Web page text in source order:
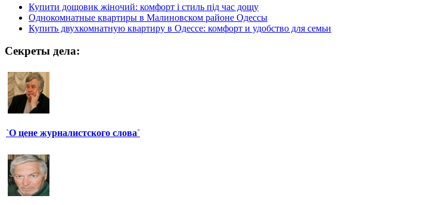
Купити дощовик жіночий: комфорт і стиль під час дощу
Однокомнатные квартиры в Малиновском районе Одессы
Купить двухкомнатную квартиру в Одессе: комфорт и удобство для семьи
Секреты дела:
`О цене журналистского слова`